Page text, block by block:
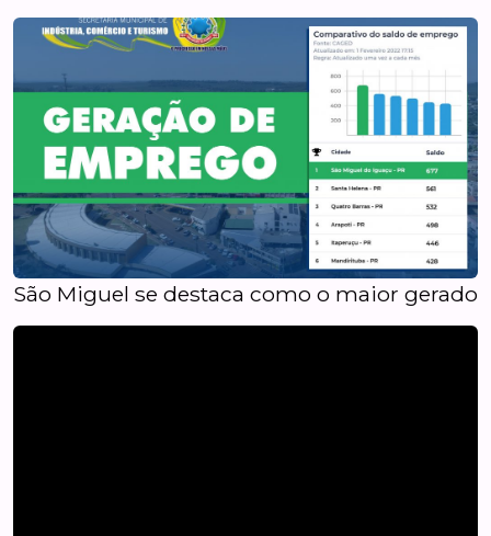
São Miguel se destaca como o maior